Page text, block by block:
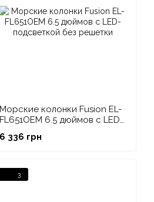
Морские колонки Fusion EL-
FL651OEM 6.5 дюймов с LED-
6 336 грн
3